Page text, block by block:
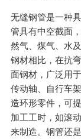
无缝钢管是一种
管具有中空截面
然气、煤气、水
钢材相比，在抗
面钢材，广泛用
传动轴、自行车
造环形零件，可
加工工时，如滚
来制造。钢管还